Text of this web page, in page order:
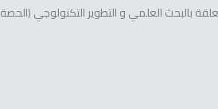
بالبحث العلمي و التطوير التكنولوجي (الحصة 01)